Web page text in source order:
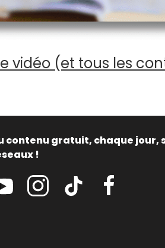
vidéo (et tous les
contenu gratuit, chaque jour,
!